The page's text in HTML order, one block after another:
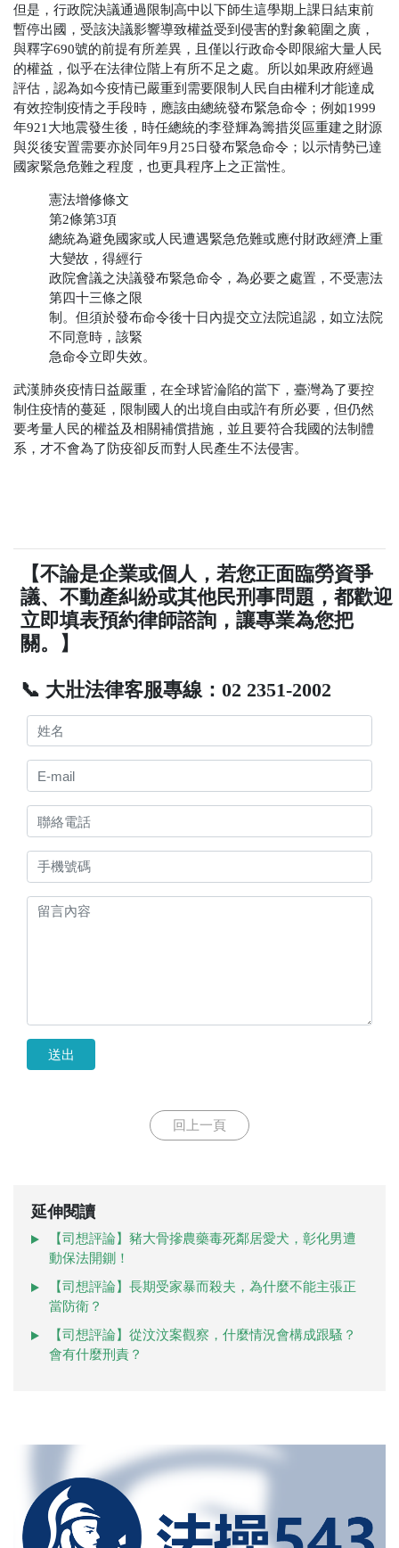
但是，行政院決議通過限制高中以下師生這學期上課日結束前
暫停出國 ，受該決議影響導致權益受到侵害的對象範圍之廣，
與釋字690號的前提有所差異，且僅以行政命令即限縮大量人民
的權益，似乎在法律位階上有所不足之處。所以如果政府經過
評估，認為如今疫情已嚴重到需要限制人民自由權利才能達成
有效控制疫情之手段時，應該由總統發布緊急命令；例如1999
年921 大地震發生後，時任總統的李登輝為籌措災區重建之財源
與災後安置需要亦於同年9 月 25 日發布緊急命令；以示情勢已達
國家緊急危難之程度，也更具程序上之正當性。
憲法增修條文
第2條第3項
總統為避免國家或人民遭遇緊急危難或應付財政經濟上重
大變故，得經行
政院會議之決議發布緊急命令，為必要之處置，不受憲法
第四十三條之限
制。但須於發布命令後十日內提交立法院追認，如立法院
不同意時，該緊
急命令立即失效。
武漢肺炎疫情日益嚴重，在全球皆淪陷的當下，臺灣為了要控
制住疫情的蔓延，限制國人的出境自由或許有所必要，但仍然
要考量人民的權益及相關補償措施，並且要符合我國的法制體
系，才不會為了防疫卻反而對人民產生不法侵害。
【不論是企業或個人，若您正面臨勞資爭
議、不動產糾紛或其他民刑事問題，都歡迎
立即填表預約律師諮詢，讓專業為您把
關。】
📞 大壯法律客服專線：02 2351-2002
送出
回上一頁
延伸閱讀
【司想評論】豬大骨摻農藥毒死鄰居愛犬，彰化男遭
動保法開鍘！
【司想評論】長期受家暴而殺夫，為什麼不能主張正
當防衛？
【司想評論】從汶汶案觀察，什麼情況會構成跟騷？
會有什麼刑責？